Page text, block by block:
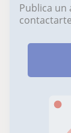
Publica
contactarte